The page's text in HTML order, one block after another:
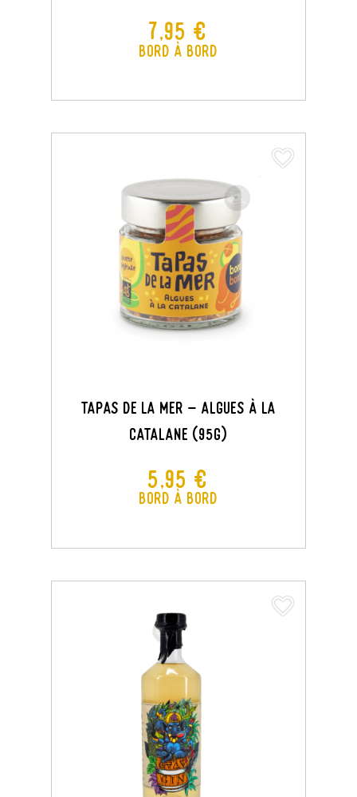
Prix
7,95 €
Bord à Bord
Tapas De La Mer - Algues À La
Catalane (95G)
Prix
5,95 €
Bord à Bord
favorite_border
favorite_border